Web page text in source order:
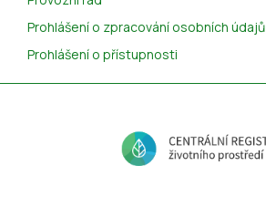
Prohlášení o zpracování osobních údajů
Prohlášení o přístupnosti